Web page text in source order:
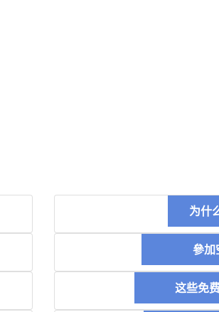
为什
參加
这些免